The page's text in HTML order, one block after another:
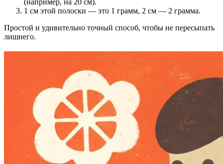
(например, на 20 см).
1 см этой полоски — это 1 грамм, 2 см — 2 грамма.
Простой и удивительно точный способ, чтобы не пересыпать
лишнего.